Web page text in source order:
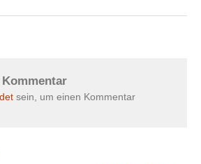
sein, um einen Kommentar